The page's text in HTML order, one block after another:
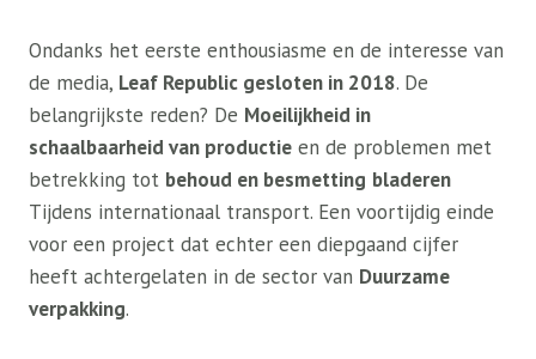
Ondanks het eerste enthousiasme en de interesse van
de media, Leaf Republic gesloten in 2018. De
belangrijkste reden? De Moeilijkheid in
schaalbaarheid van productie en de problemen met
betrekking tot behoud en besmetting bladeren
Tijdens internationaal transport. Een voortijdig einde
voor een project dat echter een diepgaand cijfer
heeft achtergelaten in de sector van Duurzame
verpakking.